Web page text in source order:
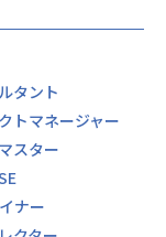
るため、当求
すので、あら
ービス開発/コ
シリティマネ
タント
トマネージャー
スター
ナー